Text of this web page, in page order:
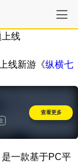
线
线新游《纵横七
拟真
查看更多
是一款基于PC平